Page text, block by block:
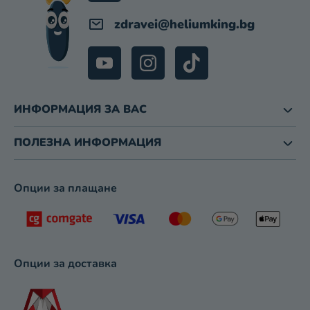
Р
О
Я
В
zdravei@heliumking.bg
ИНФОРМАЦИЯ ЗА ВАС
ПОЛЕЗНА ИНФОРМАЦИЯ
Опции за плащане
Опции за доставка